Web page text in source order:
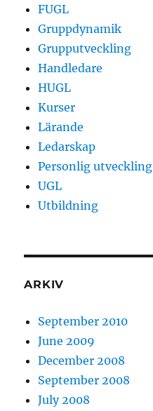
FUGL
Gruppdynamik
Grupputveckling
Handledare
HUGL
Kurser
Lärande
Ledarskap
Personlig utveckling
UGL
Utbildning
ARKIV
September 2010
June 2009
December 2008
September 2008
July 2008